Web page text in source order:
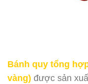
Bánh quy tổng
vàng) được sản